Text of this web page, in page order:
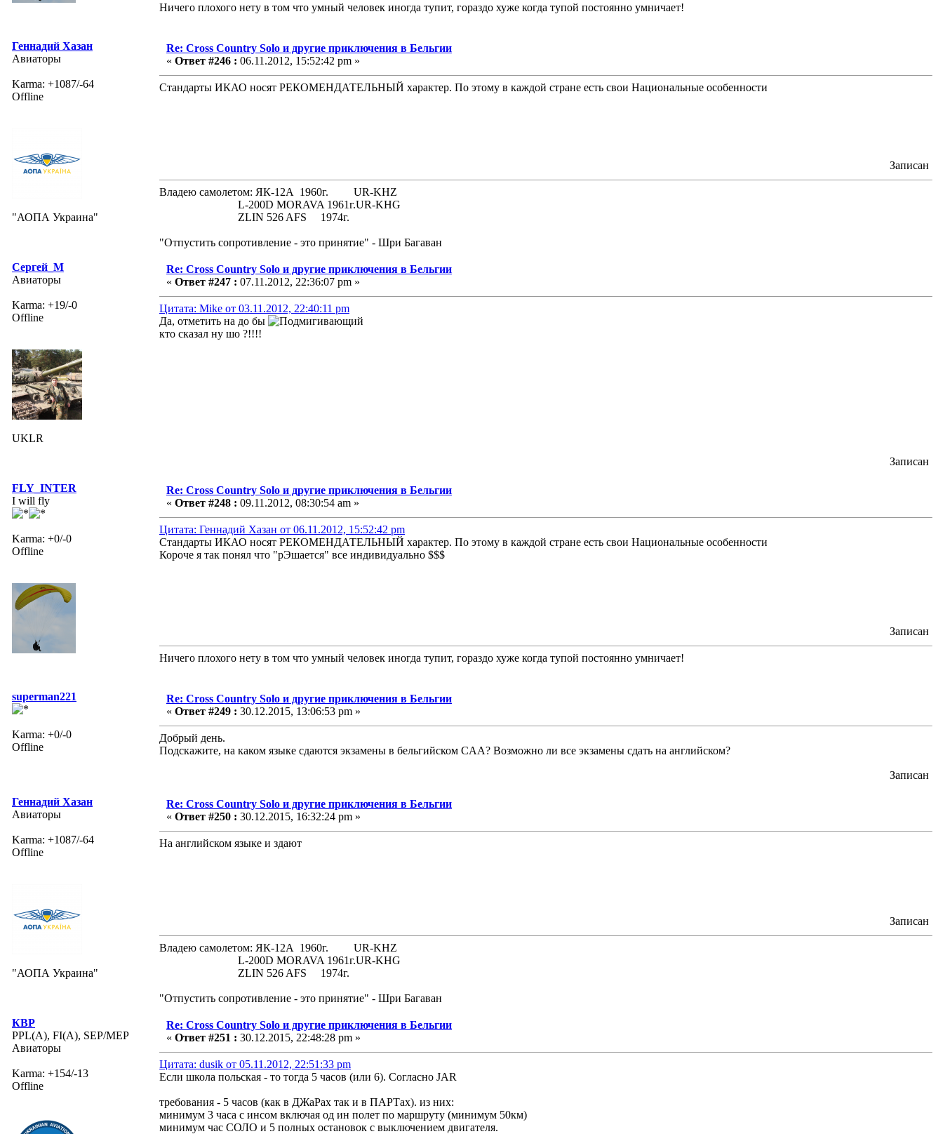
Ничего плохого нету в том что умный человек иногда тупит, гораздо хуже когда тупой постоянно умничает!
Геннадий Хазан
Авиаторы
Karma: +1087/-64
Offline
"АОПА Украина"
Re: Cross Country Solo и другие приключения в Бельгии
« Ответ #246 : 06.11.2012, 15:52:42 pm »
Стандарты ИКАО носят РЕКОМЕНДАТЕЛЬНЫЙ характер. По этому в каждой стране есть свои Национальные особенности
Записан
Владею самолетом: ЯК-12А 1960г. UR-KHZ
L-200D MORAVA 1961г.UR-KHG
ZLIN 526 AFS 1974г.
"Отпустить сопротивление - это принятие" - Шри Багаван
Сергей_М
Авиаторы
Karma: +19/-0
Offline
UKLR
Re: Cross Country Solo и другие приключения в Бельгии
« Ответ #247 : 07.11.2012, 22:36:07 pm »
Цитата: Mike от 03.11.2012, 22:40:11 pm
Да, отметить на до бы
кто сказал ну шо ?!!!!
Записан
FLY_INTER
I will fly
Karma: +0/-0
Offline
Re: Cross Country Solo и другие приключения в Бельгии
« Ответ #248 : 09.11.2012, 08:30:54 am »
Цитата: Геннадий Хазан от 06.11.2012, 15:52:42 pm
Стандарты ИКАО носят РЕКОМЕНДАТЕЛЬНЫЙ характер. По этому в каждой стране есть свои Национальные особенности
Короче я так понял что "рЭшается" все индивидуально $$$
Записан
Ничего плохого нету в том что умный человек иногда тупит, гораздо хуже когда тупой постоянно умничает!
superman221
Karma: +0/-0
Offline
Re: Cross Country Solo и другие приключения в Бельгии
« Ответ #249 : 30.12.2015, 13:06:53 pm »
Добрый день.
Подскажите, на каком языке сдаются экзамены в бельгийском CAA? Возможно ли все экзамены сдать на английском?
Записан
Геннадий Хазан
Авиаторы
Karma: +1087/-64
Offline
"АОПА Украина"
Re: Cross Country Solo и другие приключения в Бельгии
« Ответ #250 : 30.12.2015, 16:32:24 pm »
На английском языке и здают
Записан
Владею самолетом: ЯК-12А 1960г. UR-KHZ
L-200D MORAVA 1961г.UR-KHG
ZLIN 526 AFS 1974г.
"Отпустить сопротивление - это принятие" - Шри Багаван
КВР
PPL(A), FI(A), SEP/MEP
Авиаторы
Karma: +154/-13
Offline
Re: Cross Country Solo и другие приключения в Бельгии
« Ответ #251 : 30.12.2015, 22:48:28 pm »
Цитата: dusik от 05.11.2012, 22:51:33 pm
Если школа польская - то тогда 5 часов (или 6). Согласно JAR
требования - 5 часов (как в ДЖаРах так и в ПАРТах). из них:
минимум 3 часа с инсом включая од ин полет по маршруту (минимум 50км)
минимум час СОЛО и 5 полных остановок с выключением двигателя.